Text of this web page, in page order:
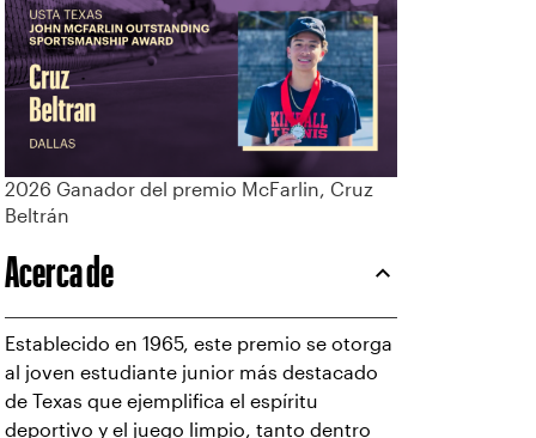
2026 Ganador del premio McFarlin, Cruz
Beltrán
Acerca de
Establecido en 1965, este premio se otorga
al joven estudiante junior más destacado
de Texas que ejemplifica el espíritu
deportivo y el juego limpio, tanto dentro